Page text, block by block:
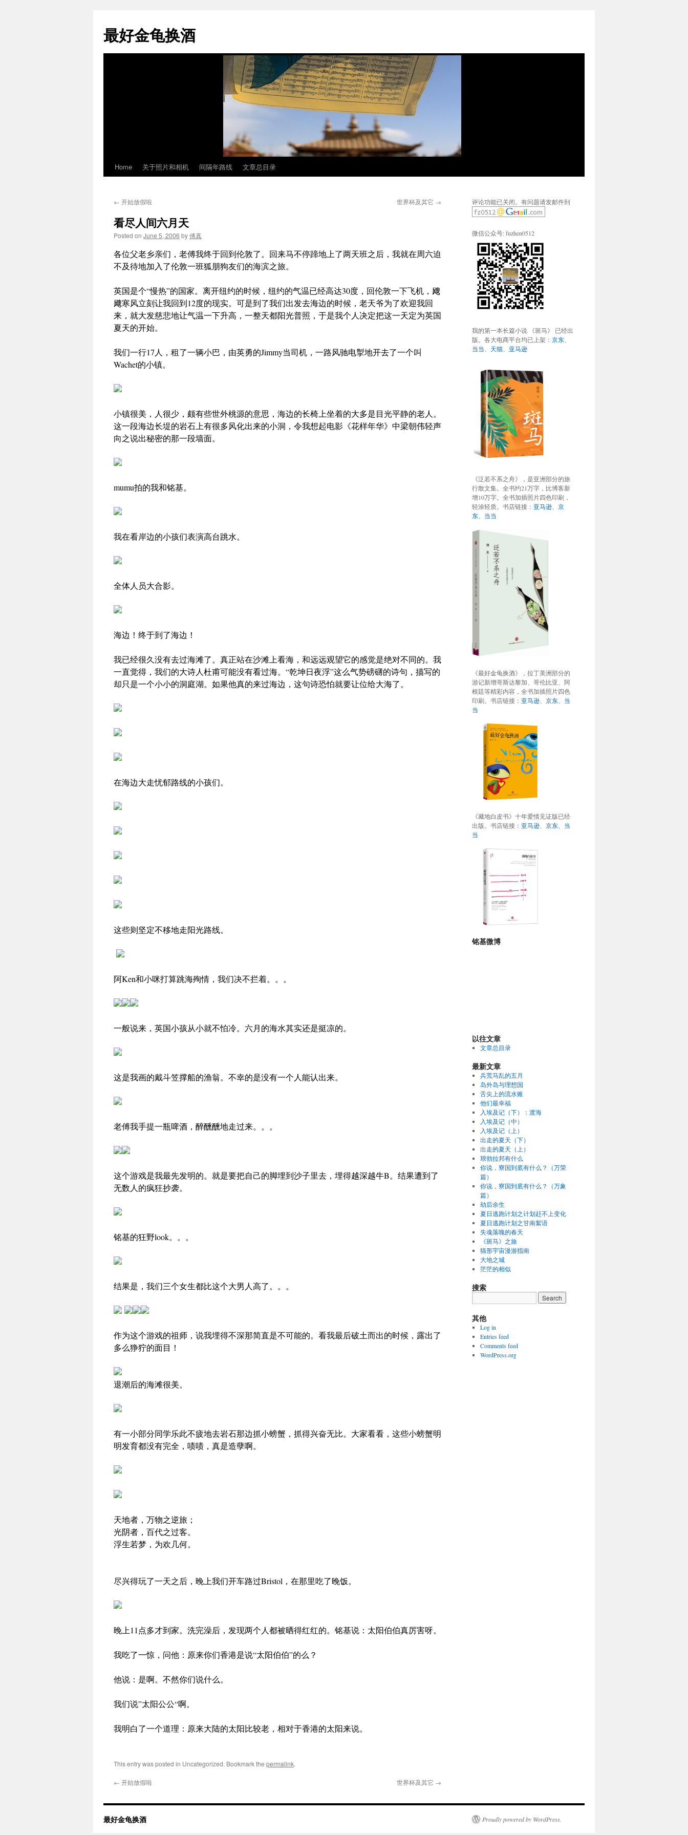
最好金龟换酒
Skip
content
Home 关于照片和相机 间隔年路线 文章总目录
← 开始放假啦 世界杯及其它 →
看尽人间六月天
Posted on June 5, 2006 by傅真
各位父老乡亲们，老傅我终于回到伦敦了。回来马不停蹄地上了两天班之后，我就在周六迫
不及待地加入了伦敦一班狐朋狗友们的海滨之旅。
英国是个“慢热”的国家。离开纽约的时候，纽约的气温已经高达30度，回伦敦一下飞机，飕
飕寒风立刻让我回到12度的现实。可是到了我们出发去海边的时候，老天爷为了欢迎我回
来，就大发慈悲地让气温一下升高，一整天都阳光普照，于是我个人决定把这一天定为英国
夏天的开始。
我们一行17人，租了一辆小巴，由英勇的Jimmy当司机，一路风驰电掣地开去了一个叫
Wachet的小镇。
小镇很美，人很少，颇有些世外桃源的意思，海边的长椅上坐着的大多是目光平静的老人。
这一段海边长堤的岩石上有很多风化出来的小洞，令我想起电影《花样年华》中梁朝伟轻声
向之说出秘密的那一段墙面。
mumu拍的我和铭基。
我在看岸边的小孩们表演高台跳水。
全体人员大合影。
海边！终于到了海边！
我已经很久没有去过海滩了。真正站在沙滩上看海，和远远观望它的感觉是绝对不同的。我
一直觉得，我们的大诗人杜甫可能没有看过海。“乾坤日夜浮”这么气势磅礴的诗句，描写的
却只是一个小小的洞庭湖。如果他真的来过海边，这句诗恐怕就要让位给大海了。
在海边大走忧郁路线的小孩们。
这些则坚定不移地走阳光路线。
阿Ken和小咪打算跳海殉情，我们决不拦着。。。
一般说来，英国小孩从小就不怕冷。六月的海水其实还是挺凉的。
这是我画的戴斗笠撑船的渔翁。不幸的是没有一个人能认出来。
老傅我手提一瓶啤酒，醉醺醺地走过来。。。
这个游戏是我最先发明的。就是要把自己的脚埋到沙子里去，埋得越深越牛B。结果遭到了
无数人的疯狂抄袭。
铭基的狂野look。。。
结果是，我们三个女生都比这个大男人高了。。。
作为这个游戏的祖师，说我埋得不深那简直是不可能的。看我最后破土而出的时候，露出了
多么狰狞的面目！
退潮后的海滩很美。
有一小部分同学乐此不疲地去岩石那边抓小螃蟹，抓得兴奋无比。大家看看，这些小螃蟹明
明发育都没有完全，啧啧，真是造孽啊。
天地者，万物之逆旅；
光阴者，百代之过客。
浮生若梦，为欢几何。
尽兴得玩了一天之后，晚上我们开车路过Bristol，在那里吃了晚饭。
晚上11点多才到家。洗完澡后，发现两个人都被晒得红红的。铭基说：太阳伯伯真厉害呀。
我吃了一惊，问他：原来你们香港是说“太阳伯伯”的么？
他说：是啊。不然你们说什么。
我们说”太阳公公“啊。
我明白了一个道理：原来大陆的太阳比较老，相对于香港的太阳来说。
This entry was posted in Uncategorized. Bookmark the permalink.
← 开始放假啦 世界杯及其它 →
评论功能已关闭。有问题请发邮件到
微信公众号: fuzhen0512
我的第一本长篇小说 《斑马》 已经出
版。各大电商平台均已上架： 京东
当当
天猫 亚马逊
《泛若不系之舟》，是亚洲部分的旅
行散文集。全书约21万字，比博客新
增10万字。全书加插照片四色印刷，
轻涂轻质。书店链接： 亚马逊
京
东
当当
《最好金龟换酒》，拉丁美洲部分的
游记新增哥斯达黎加、哥伦比亚、阿
根廷等精彩内容，全书加插照片四色
印刷。书店链接： 亚马逊 京东
当
当
《藏地白皮书》十年爱情见证版已经
出版。书店链接： 亚马逊 京东
当
当
铭基微博
以往文章
文章总目录
最新文章
兵荒马乱的五月
岛外岛与理想国
舌尖上的流水账
他们最幸福
入埃及记（下）：渡海
入埃及记（中）
入埃及记（上）
出走的夏天（下）
出走的夏天（上）
琅勃拉邦有什么
你说，寮国到底有什么？（万荣
篇）
你说，寮国到底有什么？（万象
篇）
劫后余生
夏日逃跑计划之计划赶不上变化
夏日逃跑计划之甘南絮语
失魂落魄的春天
《斑马》之旅
猫形宇宙漫游指南
大地之城
茫茫的相似
搜索
其他
Log in
Entries feed
Comments feed
WordPress.org
最好金龟换酒 Proudly powered by WordPress.